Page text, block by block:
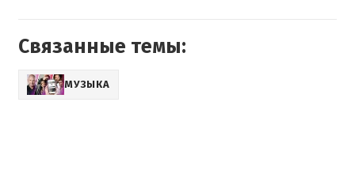
Связанные темы:
МУЗЫКА